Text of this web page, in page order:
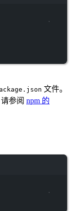
文件。
参阅 npm 的